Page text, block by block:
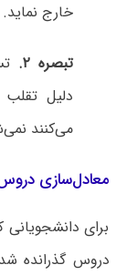
خارج نماید.
تبصره ۲.
دلیل
می‌کنند
معادل‌سازی
برای
دروس گذرانده